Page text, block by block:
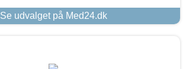
Se udvalget på Med24.dk